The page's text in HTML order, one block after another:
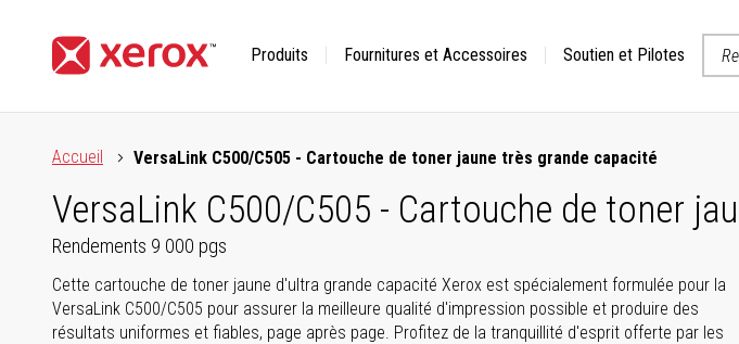
Produits Fournitures et Accessoires
Soutien et Pilotes
Accueil
VersaLink C500/C505 - Cartouche de toner jaune très grande capacité
VersaLink C500/C505 - Cartouche de toner
Rendements 9 000 pgs
Cette cartouche de toner jaune d'ultra grande capacité Xerox est spécialement formulée pour la
VersaLink C500/C505 pour assurer la meilleure qualité d'impression possible et produire des
résultats uniformes et fiables, page après page. Profitez de la tranquillité d'esprit offerte par les